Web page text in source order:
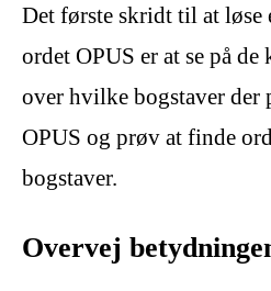
Det første skridt til at løse
ordet OPUS er at se på
over hvilke bogstaver der
OPUS og prøv at finde
bogstaver.
Overvej